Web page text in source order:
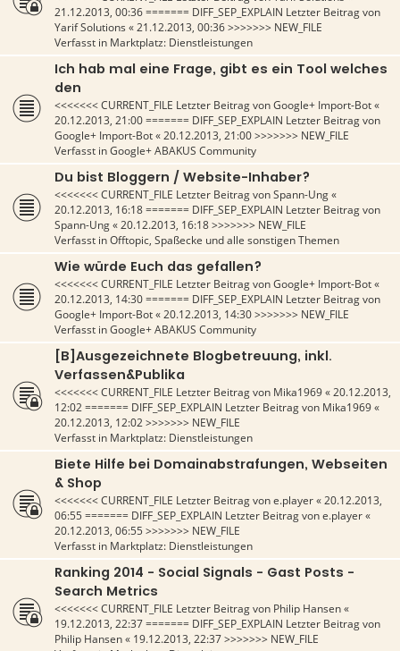
21.12.2013, 00:36======= DIFF_SEP_EXPLAIN Letzter Beitrag von
Yarif Solutions «21.12.2013, 00:36>>>>>>> NEW_FILE
Verfasst in Marktplatz: Dienstleistungen
Ich hab mal eine Frage, gibt es ein Tool welches
den
<<<<<<< CURRENT_FILE Letzter Beitrag vonGoogle+ Import-Bot«
20.12.2013, 21:00======= DIFF_SEP_EXPLAIN Letzter Beitrag von
Google+ Import-Bot«20.12.2013, 21:00>>>>>>> NEW_FILE
Verfasst inGoogle+ ABAKUS Community
Du bist Bloggern / Website-Inhaber?
<<<<<<< CURRENT_FILE Letzter Beitrag vonSpann-Ung«
20.12.2013, 16:18======= DIFF_SEP_EXPLAIN Letzter Beitrag von
Spann-Ung«20.12.2013, 16:18>>>>>>> NEW_FILE
Verfasst inOfftopic, Spaßecke und alle sonstigen Themen
Wie würde Euch das gefallen?
<<<<<<< CURRENT_FILE Letzter Beitrag vonGoogle+ Import-Bot«
20.12.2013, 14:30======= DIFF_SEP_EXPLAIN Letzter Beitrag von
Google+ Import-Bot«20.12.2013, 14:30>>>>>>> NEW_FILE
Verfasst inGoogle+ ABAKUS Community
[B]Ausgezeichnete Blogbetreuung, inkl.
Verfassen&Publika
<<<<<<< CURRENT_FILE Letzter Beitrag von Mika1969«20.12.2013,
12:02======= DIFF_SEP_EXPLAIN Letzter Beitrag von Mika1969«
20.12.2013, 12:02>>>>>>> NEW_FILE
Verfasst in Marktplatz: Dienstleistungen
Biete Hilfe bei Domainabstrafungen, Webseiten
& Shop
<<<<<<< CURRENT_FILE Letzter Beitrag vone.player«20.12.2013,
06:55======= DIFF_SEP_EXPLAIN Letzter Beitrag vone.player«
20.12.2013, 06:55>>>>>>> NEW_FILE
Verfasst in Marktplatz: Dienstleistungen
Ranking 2014 - Social Signals - Gast Posts -
Search Metrics
<<<<<<< CURRENT_FILE Letzter Beitrag von Philip Hansen«
19.12.2013, 22:37======= DIFF_SEP_EXPLAIN Letzter Beitrag von
Philip Hansen« 19.12.2013, 22:37>>>>>>> NEW_FILE